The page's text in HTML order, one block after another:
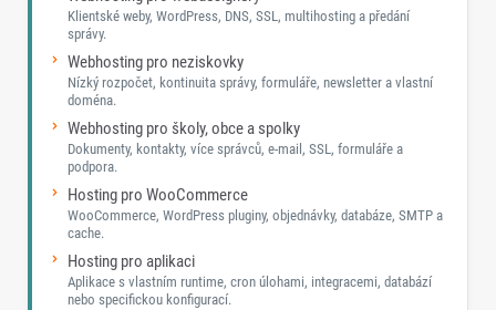
Klientské weby, WordPress, DNS, SSL, multihosting a předání
správy.
Webhosting pro neziskovky
Nízký rozpočet, kontinuita správy, formuláře, newsletter a vlastní
doména.
Webhosting pro školy, obce a spolky
Dokumenty, kontakty, více správců, e-mail, SSL, formuláře a
podpora.
Hosting pro WooCommerce
WooCommerce, WordPress pluginy, objednávky, databáze, SMTP a
cache.
Hosting pro aplikaci
Aplikace s vlastním runtime, cron úlohami, integracemi, databází
nebo specifickou konfigurací.